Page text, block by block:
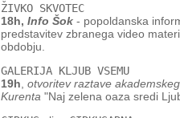
ŽIVKO SKVOTEC
18h, Info Šok - popoldanska
predstavitev zbranega video
obdobju.
GALERIJA KLJUB VSEMU
19h otvoritev raztave
Kurenta "Naj zelena oaza sredi